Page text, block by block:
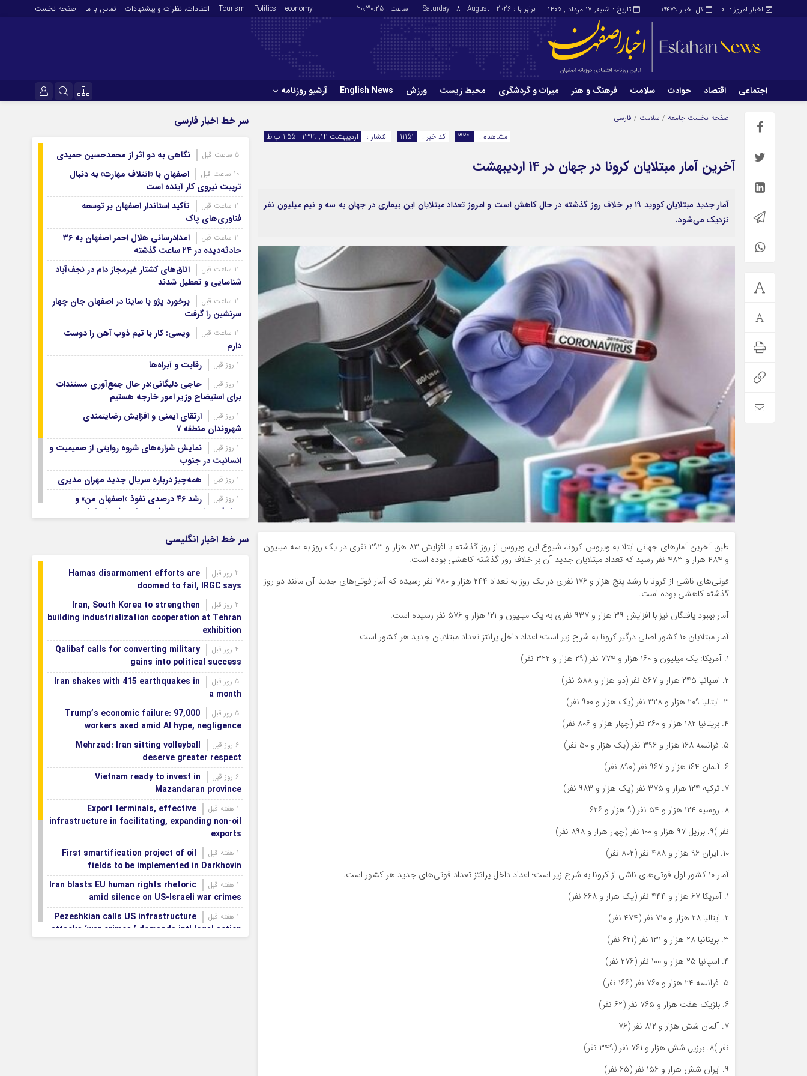
کل اخبار 19479 اخبار امروز : 0 تاریخ : شنبه, ۱۷ مرداد , ۱۴۰۵ برابر با : Saturday - 8 - August - 2026 ساعت : 20:30:26
economy
Politics
Tourism انتقادات‌، نظرات و پیشنهادات تماس با ما صفحه نخست
اجتماعی اقتصاد حوادث سلامت فرهنگ و هنر میراث و گردشگری محیط زیست ورزش English News آرشیو روزنامه
رمز عبور
مرا به خاطر بسپار
ورزش English News
آرشیو ۱۴۰۵
آرشیو ۱۴۰۴
آرشیو ۱۴۰۳
آرشیو ۱۴۰۱
آرشیو ۱۴۰۰
آرشیو ۱۳۹۹
آرشیو ۱۳۹۸
آرشیو ۱۳۹۷
صفحه نخست جامعه / سلامت / فارسی
انتشار :
اردیبهشت ۱۴, ۱۳۹۹ - 1:55 ب.ظ کد خبر : 11151 مشاهده : 324
آخرین آمار مبتلایان کرونا در جهان در ۱۴ اردیبهشت
آمار جدید مبتلایان کووید ۱۹ بر خلاف روز گذشته در حال کاهش است و امروز تعداد مبتلایان این بیماری در جهان به سه و نیم میلیون نفر
نزدیک می‌شود.
طبق آخرین آمارهای جهانی ابتلا به ویروس کرونا، شیوع این ویروس از روز گذشته با افزایش ۸۳ هزار و ۲۹۳ نفری در یک روز به سه میلیون
و ۴۸۴ هزار و ۴۸۳ نفر رسید که تعداد مبتلایان جدید آن بر خلاف روز گذشته کاهشی بوده است.
فوتی‌های ناشی از کرونا با رشد پنج هزار و ۱۷۶ نفری در یک روز به تعداد ۲۴۴ هزار و ۷۸۰ نفر رسیده که آمار فوتی‌های جدید آن مانند دو روز
گذشته کاهشی بوده است.
آمار بهبود یافتگان نیز با افزایش ۳۹ هزار و ۹۳۷ نفری به یک میلیون و ۱۲۱ هزار و ۵۷۶ نفر رسیده است.
آمار مبتلایان ۱۰ کشور اصلی درگیر کرونا به شرح زیر است؛ اعداد داخل پرانتز تعداد مبتلایان جدید هر کشور است.
۱. آمریکا: یک میلیون و ۱۶۰ هزار و ۷۷۴ نفر (۲۹ هزار و ۳۲۲ نفر)
۲. اسپانیا ۲۴۵ هزار و ۵۶۷ نفر (دو هزار و ۵۸۸ نفر)
۳. ایتالیا ۲۰۹ هزار و ۳۲۸ نفر (یک هزار و ۹۰۰ نفر)
۴. بریتانیا ۱۸۲ هزار و ۲۶۰ نفر (چهار هزار و ۸۰۶ نفر)
۵. فرانسه ۱۶۸ هزار و ۳۹۶ نفر (یک هزار و ۵۰ نفر)
۶. آلمان ۱۶۴ هزار و ۹۶۷ نفر (۸۹۰ نفر)
۷. ترکیه ۱۲۴ هزار و ۳۷۵ نفر (یک هزار و ۹۸۳ نفر)
۸. روسیه ۱۲۴ هزار و ۵۴ نفر (۹ هزار و ۶۲۶
نفر )۹. برزیل ۹۷ هزار و ۱۰۰ نفر (چهار هزار و ۸۹۸ نفر)
۱۰. ایران ۹۶ هزار و ۴۸۸ نفر (۸۰۲ نفر)
آمار ۱۰ کشور اول فوتی‌های ناشی از کرونا به شرح زیر است؛ اعداد داخل پرانتز تعداد فوتی‌های جدید هر کشور است.
۱. آمریکا ۶۷ هزار و ۴۴۴ نفر (یک هزار و ۶۶۸ نفر)
۲. ایتالیا ۲۸ هزار و ۷۱۰ نفر (۴۷۴ نفر)
۳. بریتانیا ۲۸ هزار و ۱۳۱ نفر (۶۲۱ نفر)
۴. اسپانیا ۲۵ هزار و ۱۰۰ نفر (۲۷۶ نفر)
۵. فرانسه ۲۴ هزار و ۷۶۰ نفر (۱۶۶ نفر)
۶. بلژیک هفت هزار و ۷۶۵ نفر (۶۲ نفر)
۷. آلمان شش هزار و ۸۱۲ نفر (۷۶
نفر )۸. برزیل شش هزار و ۷۶۱ نفر (۳۴۹ نفر)
۹. ایران شش هزار و ۱۵۶ نفر (۶۵ نفر)
سر خط اخبار فارسی
نگاهی به دو اثر از محمدحسین حمیدی
اصفهان با «ائتلاف مهارت» به دنبال
تربیت نیروی کار آینده است
تأکید استاندار اصفهان بر توسعه
فناوری‌های پاک
امدادرسانی هلال احمر اصفهان به ۳۶
حادثه‌دیده در ۲۴ ساعت گذشته
اتاق‌های کشتار غیرمجاز دام در نجف‌آباد
شناسایی و تعطیل شدند
برخورد پژو با ساینا در اصفهان جان چهار
سرنشین را گرفت
ویسی: کار با تیم ذوب آهن را دوست
دارم
رقابت و آبراه‌ها
حاجی دلیگانی:در حال جمع‌آوری مستندات
برای استیضاح وزیر امور خارجه هستیم
ارتقای ایمنی و افزایش رضایتمندی
شهروندان منطقه ۷
نمایش شراره‌های شروه روایتی از صمیمیت و
انسانیت در جنوب
همه‌چیز درباره سریال جدید مهران مدیری
رشد ۴۶ درصدی نفوذ «اصفهان من» و
پیشرفت ۱۶ درصدی هوشمندسازی شهر اصفهان
اصفهان صاحب شرکت‌های ممیزی انرژی
می‌شود
حمایت از تشکل‌های اجتماعی
سر خط اخبار انگلیسی
Hamas disarmament efforts are
doomed to fail, IRGC says
Iran, South Korea to strengthen
building industrialization cooperation at Tehran
exhibition
Qalibaf calls for converting military
gains into political success
Iran shakes with 415 earthquakes in
a month
Trump’s economic failure: 97,000
workers axed amid AI hype, negligence
Mehrzad: Iran sitting volleyball
deserve greater respect
Vietnam ready to invest in
Mazandaran province
Export terminals, effective
infrastructure in facilitating, expanding non-oil
exports
First smartification project of oil
fields to be implemented in Darkhovin
Iran blasts EU human rights rhetoric
amid silence on US-Israeli war crimes
Pezeshkian calls US infrastructure
attacks ‘war crimes,’ demands intl legal action